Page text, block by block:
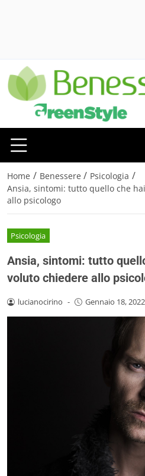
Home / Benessere / Psicologia /
Ansia, sintomi: tutto quello che
allo psicologo
Psicologia
Ansia, sintomi: tutto
voluto chiedere allo
lucianocirino - Gennaio 18, 2022